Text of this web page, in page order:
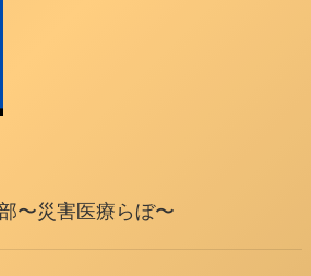
〜災害医療らぼ〜